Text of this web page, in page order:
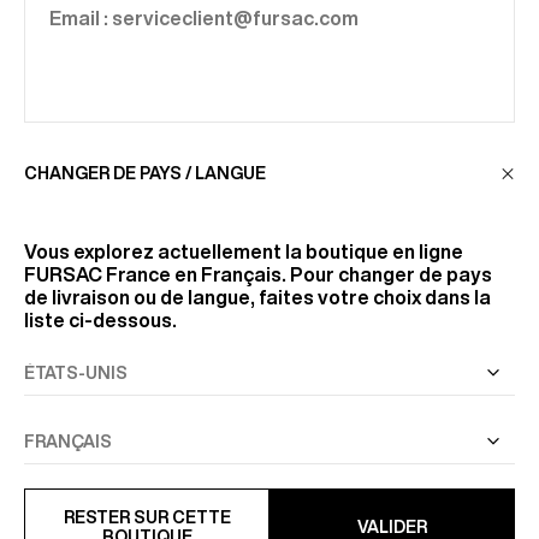
Email : serviceclient@fursac.com
Recevez nos actualités et nos offres en avant-
première.
CHANGER DE PAYS / LANGUE
Vous explorez actuellement la boutique en ligne
FURSAC France en Français. Pour changer de pays
de livraison ou de langue, faites votre choix dans la
liste ci-dessous.
RESTER SUR CETTE
VALIDER